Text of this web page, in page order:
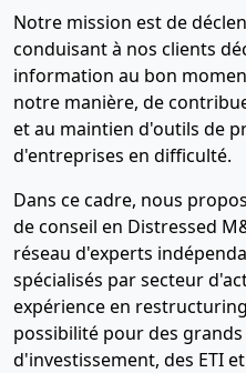
Notre mission est de
conduisant à nos clients
information au bon
notre manière, de
et au maintien d'outils de
d'entreprises en difficulté.
Dans ce cadre, nous
de conseil en Distressed
réseau d'experts
spécialisés par secteur
expérience en
possibilité pour des
d'investissement, des ETI